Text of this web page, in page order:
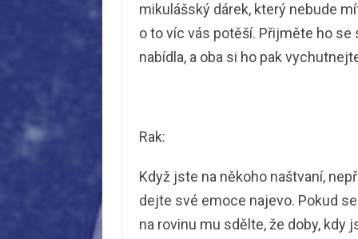
mikulášský dárek, který nebude
o to víc vás potěší. Přijměte ho
nabídla, a oba si ho pak
Rak:
Když jste na někoho naštvaní,
dejte své emoce najevo. Pokud
na rovinu mu sdělte, že doby,